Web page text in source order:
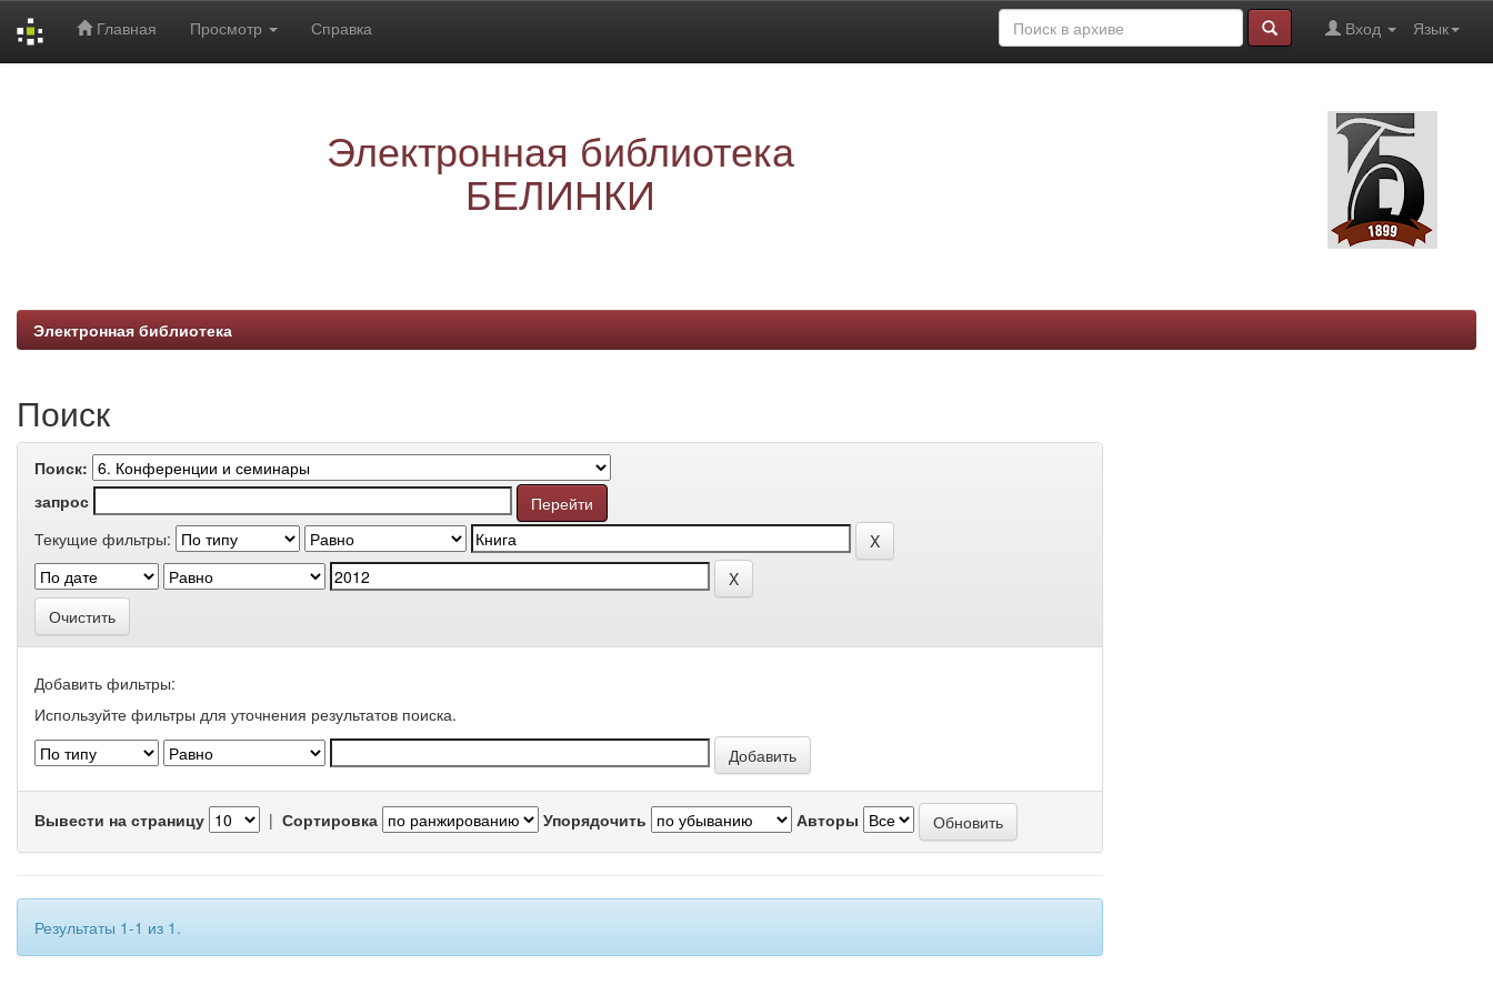
Главная Просмотр Справка Язык
Вход
Электронная библиотека
БЕЛИНКИ
Электронная библиотека
Поиск
Поиск:
запрос
Текущие фильтры:
Очистить
Добавить фильтры:
Используйте фильтры для уточнения результатов поиска.
Вывести на страницу | Сортировка Упорядочить Авторы
Результаты 1-1 из 1.